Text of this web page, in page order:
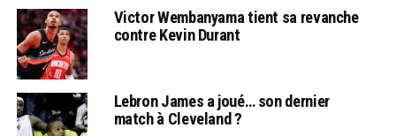
Victor Wembanyama tient sa revanche
contre Kevin Durant
Lebron James a joué… son dernier
match à Cleveland ?